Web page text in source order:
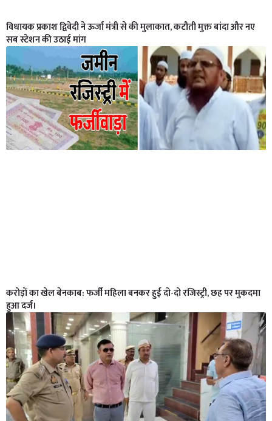
विधायक प्रकाश द्विवेदी ने ऊर्जा मंत्री से की मुलाकात, कटौती मुक्त बांदा और नए
सब स्टेशन की उठाई मांग
करोड़ों का खेल बेनकाब: फर्जी महिला बनकर हुई दो-दो रजिस्ट्री, छह पर मुकदमा
हुआ दर्ज।